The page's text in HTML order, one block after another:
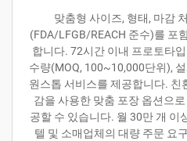
맞춤형 사이즈, 형태, 마감
(FDA/LFGB/REACH 준수)를 포
합니다. 72시간 이내 프로토타
수량(MOQ, 100~10,000단위),
원스톱 서비스를 제공합니다. 친
감을 사용한 맞춤 포장 옵션으
공할 수 있습니다. 월 30만 개 이
텔 및 소매업체의 대량 주문 요